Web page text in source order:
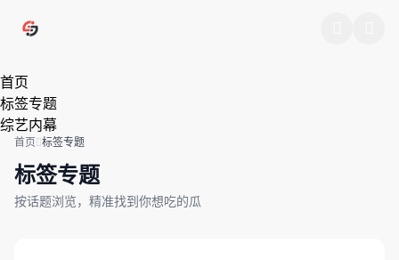
首页
标签专题
综艺内幕
首页 标签专题
标签专题
按话题浏览，精准找到你想吃的瓜